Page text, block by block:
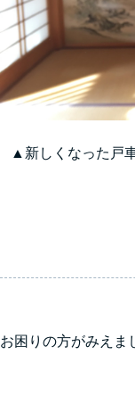
▲新しくなった戸
お困りの方がみえま